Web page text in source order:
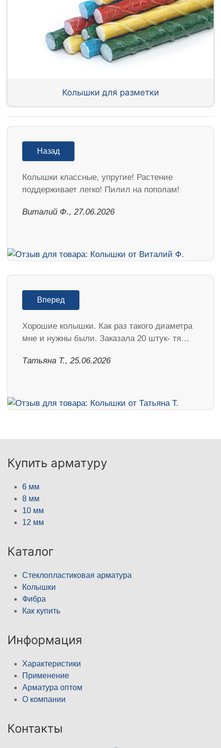
Колышки для разметки
Назад
Колышки классные, упругие! Растение
поддерживает легко! Пилил на пополам!
Виталий Ф., 27.06.2026
Вперед
Хорошие колышки. Как раз такого диаметра
мне и нужны были. Заказала 20 штук- тя…
Татьяна Т., 25.06.2026
Купить арматуру
6 мм
8 мм
10 мм
12 мм
Каталог
Стеклопластиковая арматура
Колышки
Фибра
Как купить
Информация
Характеристики
Применение
Арматура оптом
О компании
Контакты